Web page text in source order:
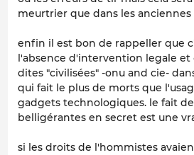
meurtrier que dans les anciennes
enfin il est bon de rappeller que
l'absence d'intervention legale
dites "civilisées" -onu and cie-
qui fait le plus de morts que
gadgets technologiques. le fait
belligérantes en secret est une
si les droits de l'hommistes